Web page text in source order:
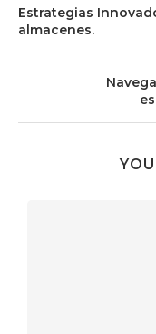
Estrategias
almacenes.